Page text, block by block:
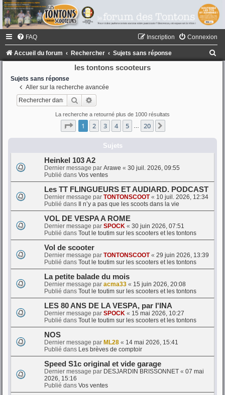
FAQ Connexion
Inscription
Accueil du forum Rechercher Sujets sans réponse
les tontons scooteurs
Sujets sans réponse
Aller sur la recherche avancée
Rechercher
La recherche a retourné plus de 1000 résultats
Page 1sur20
1 2 3 4 5 20
Sujets
Heinkel 103 A2
Dernier message par Arawe « 30 juil. 2026, 09:55
Publié dans Vos ventes
Les TT FLINGUEURS ET AUDIARD. PODCAST
Dernier message par TONTONSCOOT« 10 juil. 2026, 12:34
Publié dans Il n’y a pas que les scoots dans la vie
VOL DE VESPA A ROME
Dernier message par SPOCK « 30 juin 2026, 07:51
Publié dans Tout le toutim sur les scooters et les tontons
Vol de scooter
Dernier message par TONTONSCOOT« 29 juin 2026, 13:39
Publié dans Tout le toutim sur les scooters et les tontons
La petite balade du mois
Dernier message par acma33 « 15 juin 2026, 20:08
Publié dans Tout le toutim sur les scooters et les tontons
LES 80 ANS DE LA VESPA, par l'INA
Dernier message par SPOCK « 15 mai 2026, 10:27
Publié dans Tout le toutim sur les scooters et les tontons
NOS
Dernier message par ML28 « 14 mai 2026, 15:41
Publié dans Les brèves de comptoir
Speed S1c original et vide garage
Dernier message par DESJARDIN BRISSONNET « 07 mai
2026, 15:16
Publié dans Vos ventes